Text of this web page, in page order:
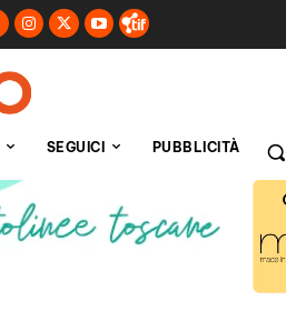
SEGUICI PUBBLICITÀ